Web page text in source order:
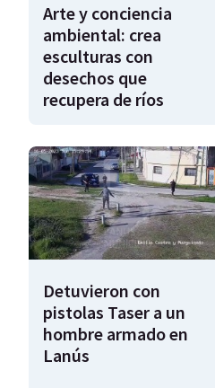
Arte y conciencia
ambiental: crea
esculturas con
desechos que
recupera de ríos
Detuvieron con
pistolas Taser a un
hombre armado en
Lanús